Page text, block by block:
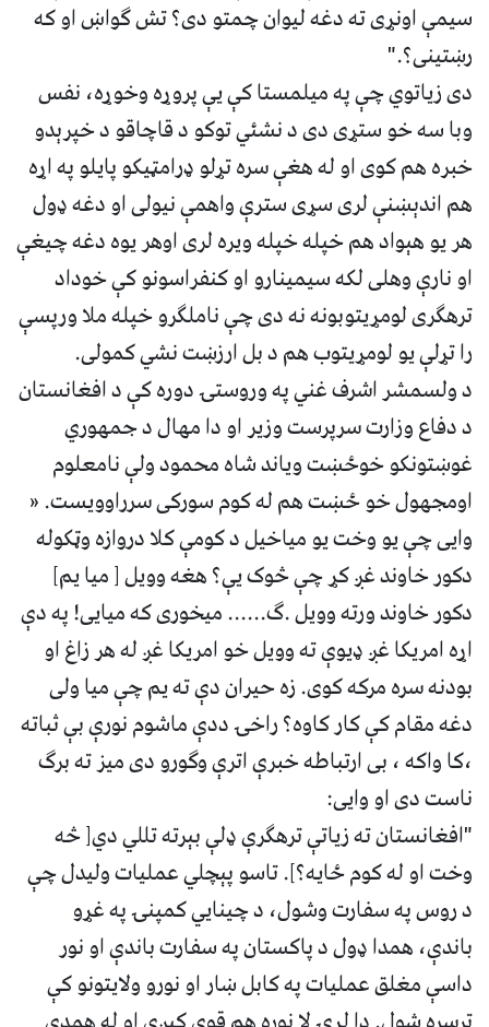
سیمې اونړی ته دغه لیوان چمتو دی؟ تش ګواښ او که
رښتینی؟."
دی زیاتوي چې په میلمستا کې یې پروړه وخوړه، نفس
وبا سه خو ستړی دی د نشئي توکو د قاچاقو د خپرېدو
خبره هم کوی او له هغې سره تړلو ډرامټیکو پایلو په اړه
هم اندېښنې لری سړی سترې واهمې نیولی او دغه ډول
هر یو هېواد هم خپله خپله ویره لری اوهر یوه دغه چیغې
او نارې وهلی لکه سیمینارو او کنفراسونو کې خوداد
ترهګری لومړیتوبونه نه دی چې ناملګرو خپله ملا ورپسې
را تړلې یو لومړیتوب هم د بل ارزښت نشي کمولی.
د ولسمشر اشرف غني په وروستۍ دوره کې د افغانستان
د دفاع وزارت سرپرست وزیر او دا مهال د جمهوري
غوښتونکو خوځښت ویاند شاه محمود ولې نامعلوم
اومجهول خو ځښت هم له کوم سورکی سرراوویست. «
وایی چې یو وخت یو میاخیل د کومې کلا دروازه وټکوله
دکور خاوند غږ کړ چې څوک یې؟ هغه وویل [ میا یم]
دکور خاوند ورته وویل .ګ...... میخوری که میایی! په دې
اړه امریکا غږ ډیوې ته وویل خو امریکا غږ له هر زاغ او
بودنه سره مرکه کوی. زه حیران دې ته یم چې میا ولی
دغه مقام کې کار کاوه؟ راخۍ ددې ماشوم نورې بې ثباته
،کا واکه ، بی ارتباطه خبرې اترې وګورو دی میز ته برګ
ناست دی او وایی:
"افغانستان ته زیاتې ترهګرې ډلې بېرته تللي دي[ څه
وخت او له کوم ځایه؟]. تاسو پېچلي عملیات ولیدل چې
د روس په سفارت وشول، د چینايي کمپنۍ په غړو
باندې، همدا ‌ډول د پاکستان په سفارت باندې او نور
داسې مغلق عملیات په کابل ښار او نورو ولایتونو کې